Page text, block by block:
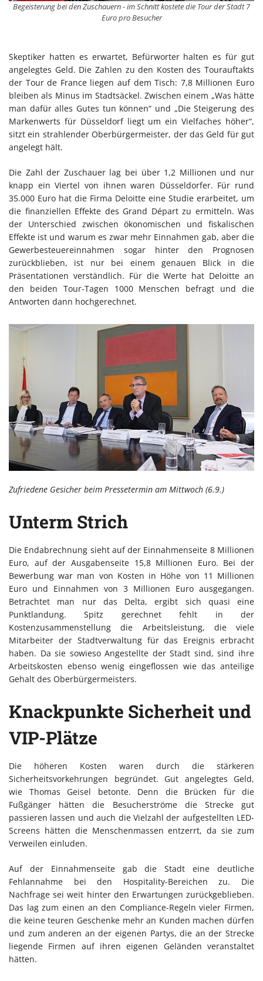
Begeisterung bei den Zuschauern - im Schnitt kostete die Tour der Stadt 7
Euro pro Besucher
Skeptiker hatten es erwartet, Befürworter halten es für gut
angelegtes Geld. Die Zahlen zu den Kosten des Tourauftakts
der Tour de France liegen auf dem Tisch: 7,8 Millionen Euro
bleiben als Minus im Stadtsäckel. Zwischen einem „Was hätte
man dafür alles Gutes tun können“ und „Die Steigerung des
Markenwerts für Düsseldorf liegt um ein Vielfaches höher“,
sitzt ein strahlender Oberbürgermeister, der das Geld für gut
angelegt hält.
Die Zahl der Zuschauer lag bei über 1,2 Millionen und nur
knapp ein Viertel von ihnen waren Düsseldorfer. Für rund
35.000 Euro hat die Firma Deloitte eine Studie erarbeitet, um
die finanziellen Effekte des Grand Départ zu ermitteln. Was
der Unterschied zwischen ökonomischen und fiskalischen
Effekte ist und warum es zwar mehr Einnahmen gab, aber die
Gewerbesteuereinnahmen sogar hinter den Prognosen
zurückblieben, ist nur bei einem genauen Blick in die
Präsentationen verständlich. Für die Werte hat Deloitte an
den beiden Tour-Tagen 1000 Menschen befragt und die
Antworten dann hochgerechnet.
Zufriedene Gesicher beim Pressetermin am Mittwoch (6.9.)
Unterm Strich
Die Endabrechnung sieht auf der Einnahmenseite 8 Millionen
Euro, auf der Ausgabenseite 15,8 Millionen Euro. Bei der
Bewerbung war man von Kosten in Höhe von 11 Millionen
Euro und Einnahmen von 3 Millionen Euro ausgegangen.
Betrachtet man nur das Delta, ergibt sich quasi eine
Punktlandung. Spitz gerechnet fehlt in der
Kostenzusammenstellung die Arbeitsleistung, die viele
Mitarbeiter der Stadtverwaltung für das Ereignis erbracht
haben. Da sie sowieso Angestellte der Stadt sind, sind ihre
Arbeitskosten ebenso wenig eingeflossen wie das anteilige
Gehalt des Oberbürgermeisters.
Knackpunkte Sicherheit und
VIP-Plätze
Die höheren Kosten waren durch die stärkeren
Sicherheitsvorkehrungen begründet. Gut angelegtes Geld,
wie Thomas Geisel betonte. Denn die Brücken für die
Fußgänger hätten die Besucherströme die Strecke gut
passieren lassen und auch die Vielzahl der aufgestellten LED-
Screens hätten die Menschenmassen entzerrt, da sie zum
Verweilen einluden.
Auf der Einnahmenseite gab die Stadt eine deutliche
Fehlannahme bei den Hospitality-Bereichen zu. Die
Nachfrage sei weit hinter den Erwartungen zurückgeblieben.
Das lag zum einen an den Compliance-Regeln vieler Firmen,
die keine teuren Geschenke mehr an Kunden machen dürfen
und zum anderen an der eigenen Partys, die an der Strecke
liegende Firmen auf ihren eigenen Geländen veranstaltet
hätten.